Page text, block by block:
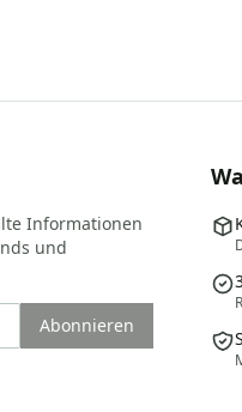
Informationen
und
Abonnieren